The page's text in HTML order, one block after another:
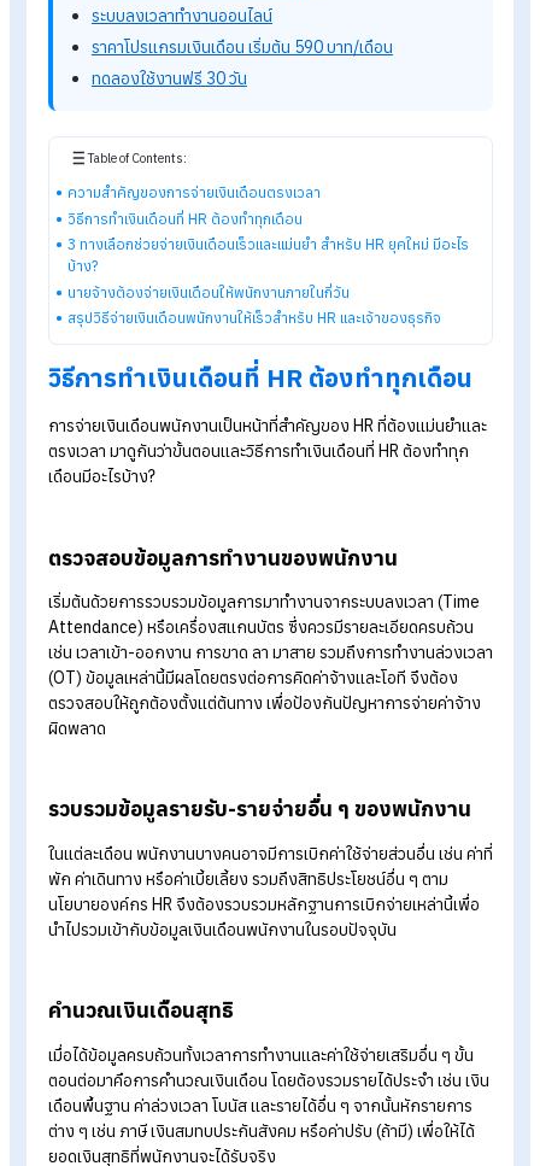
การจ่ายเงินเดือนพนักงานไม่ใช่แค่การการโอนเงินเข้าบัญชี แต่เป็
ระบวนการที่ต้องอาศัยความแม่นยำ รอบคอบ และปฏิบัติตามข้อ
กำหนดทางกฎหมายอย่างเคร่งครัด เนื่องจากเรื่องการจ่ายเงินเดื
รู้จักโปรแกรม HR ของ HumanSoft เพิ่มเติม
โปรแกรมคำนวณเงินเดือนอัตโนมัติ
ราคาโปรแกรมเงินเดือน เริ่มต้น 590 บาท/เดือน
วิธีการทำเงินเดือนที่ HR ต้องทำทุกเดือน
3 ทางเลือกช่วยจ่ายเงินเดือนเร็วและแม่นยำ สำหรับ HR ยุคใหม่ มีอะไร
บ้าง?
นายจ้างต้องจ่ายเงินเดือนให้พนักงานภายในกี่วัน
สรุปวิธีจ่ายเงินเดือนพนักงานให้เร็วสำหรับ HR และเจ้าของธุรกิจ
วิธีการทำเงินเดือนที่ HR ต้องทำทุกเดือน
การจ่ายเงินเดือนพนักงานเป็นหน้าที่สำคัญของ HR ที่ต้องแม่นยำแ
ตรงเวลา มาดูกันว่าขั้นตอนและวิธีการทำเงินเดือนที่ HR ต้องทำทุก
เดือนมีอะไรบ้าง?
เริ่มต้นด้วยการรวบรวมข้อมูลการมาทำงานจากระบบลงเวลา
เช่น เวลาเข้า-ออกงาน การขาด ลา มาสาย รวมถึงการทำงานล่วงเ
(OT) ข้อมูลเหล่านี้มีผลโดยตรงต่อการคิดค่าจ้างและโอที จึงต้อง
ตรวจสอบให้ถูกต้องตั้งแต่ต้นทาง เพื่อป้องกันปัญหาการจ่ายค่าจ้
ผิดพลาด